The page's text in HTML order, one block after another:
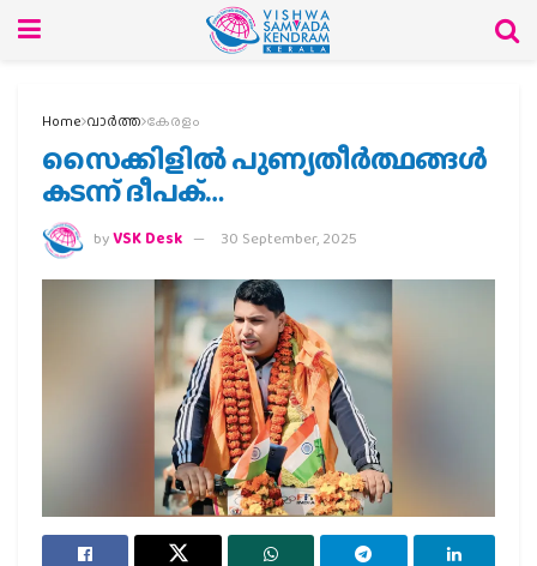
Home വാര്‍ത്ത കേരളം
സൈക്കിളില്‍ പുണ്യതീര്‍ത്ഥങ്ങള്‍
കടന്ന് ദീപക്…
byVSK Desk 30 September, 2025